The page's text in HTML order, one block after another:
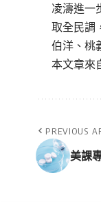
凌濤進一
取全民調
伯洋、桃
本文章來
PREVIOUS
美課